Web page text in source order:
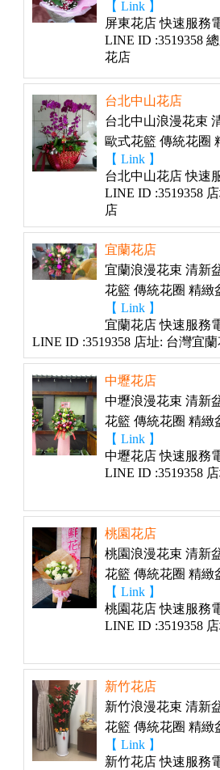
【 Link 】
屏東花店 快速服務
LINE ID :3519358
花店
台北中山花店
台北中山浪漫花束
歐式花籃 傳統花圈
【 Link 】
台北中山花店 快速
LINE ID :3519358
店
宜蘭花店
宜蘭浪漫花束 清新
花籃 傳統花圈 精緻
【 Link 】
宜蘭花店 快速服務
LINE ID :3519358 店址: 台灣宜
中壢花店
中壢浪漫花束 清新
花籃 傳統花圈 精緻
【 Link 】
中壢花店 快速服務
LINE ID :3519358
桃園花店
桃園浪漫花束 清新
花籃 傳統花圈 精緻
【 Link 】
桃園花店 快速服務
LINE ID :3519358
新竹花店
新竹浪漫花束 清新
花籃 傳統花圈 精緻
【 Link 】
新竹花店 快速服務